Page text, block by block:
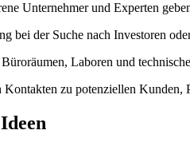
Unternehmer und Experten
bei der Suche nach Investoren
Laboren und
Kontakten zu potenziellen Kunden,